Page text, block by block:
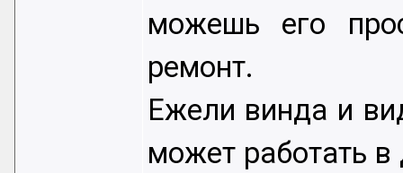
можешь его
ремонт.
Ежели винда и
может работать